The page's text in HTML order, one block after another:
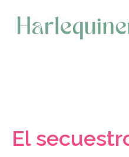
contenido
El